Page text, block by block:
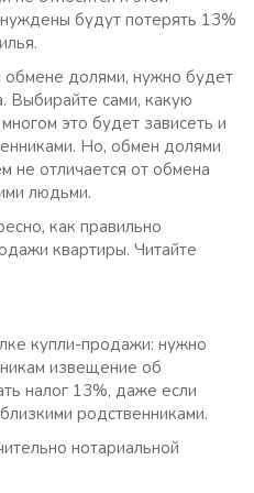
будут потерять 13%
долями, нужно будет
Выбирайте сами, какую
это будет зависеть и
Но, обмен долями
не отличается от обмена
людьми.
как правильно
квартиры. Читайте
купли-продажи: нужно
извещение об
налог 13%, даже если
родственниками.
нотариальной